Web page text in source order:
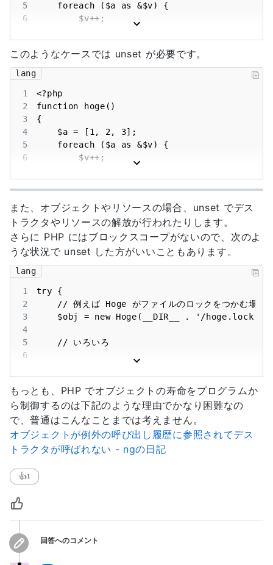
5
6
9
    foreach ($b as $v) {
10
11
12
13
}
このようなケースでは unset が必要です。
lang
1
2
3
4
5
6
10
    foreach ($b as $v) {
11
12
    }
13
    var_dump($a[2]); // 4
14
また、オブジェクトやリソースの場合、unset でデス
トラクタやリソースの解放が行われたりします。
さらに PHP にはブロックスコープがないので、次のよ
うな状況で unset した方がいいこともあります。
lang
1
2
3
4
5
6
9
    unset($obj);
10
11
12
}
もっとも、PHP でオブジェクトの寿命をプログラムか
ら制御するのは下記のような理由でかなり困難なの
で、普通はこんなことまでは考えません。
オブジェクトが例外の呼び出し履歴に参照されてデス
トラクタが呼ばれない - ngの日記
👍1
回答へのコメント